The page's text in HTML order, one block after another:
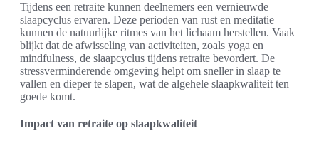
Tijdens een retraite kunnen deelnemers een vernieuwde
slaapcyclus ervaren. Deze perioden van rust en meditatie
kunnen de natuurlijke ritmes van het lichaam herstellen. Vaak
blijkt dat de afwisseling van activiteiten, zoals yoga en
mindfulness, de slaapcyclus tijdens retraite bevordert. De
stressverminderende omgeving helpt om sneller in slaap te
vallen en dieper te slapen, wat de algehele slaapkwaliteit ten
goede komt.
Impact van retraite op slaapkwaliteit